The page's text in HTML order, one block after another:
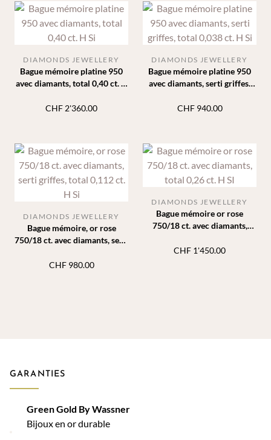
Bague mémoire platine 950
avec diamants, total 0,40 ct. H
DIAMONDS JEWELLERY
CHF 2'360.00
Bague mémoire platine 950
avec diamants, serti griffes,
DIAMONDS JEWELLERY
CHF940.00
Bague mémoire, or rose
750/18 ct. avec diamants, serti
DIAMONDS JEWELLERY
CHF980.00
Bague mémoire or rose
750/18 ct. avec diamants,
DIAMONDS JEWELLERY
CHF 1'450.00
GARANTIES
Green Gold By Wassner
Bijoux en or durable